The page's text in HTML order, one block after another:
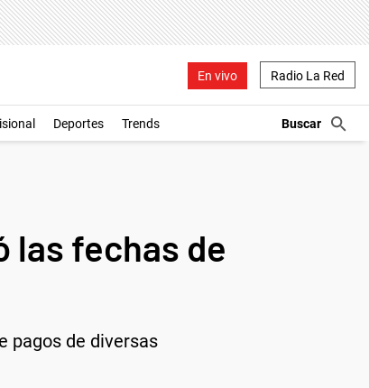
En vivo Radio La Red
Deportes Trends
las fechas de
pagos de diversas